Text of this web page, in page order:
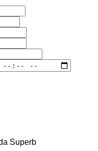
Superb